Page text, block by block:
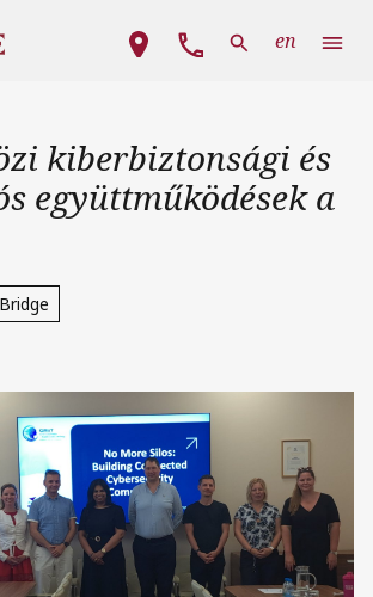
Fő navigáció
en
kiberbiztonsági és
együttműködések a